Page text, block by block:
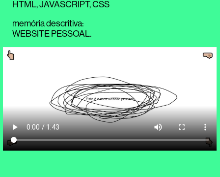
HTML, JAVASCRIPT, CSS
memória descritiva:
WEBSITE PESSOAL.